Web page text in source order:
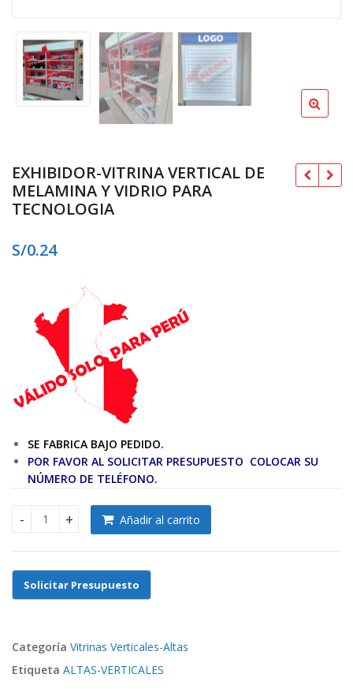
EXHIBIDOR-VITRINA VERTICAL DE
MELAMINA Y VIDRIO PARA
TECNOLOGIA
S/0.24
SE FABRICA BAJO PEDIDO.
POR FAVOR AL SOLICITAR PRESUPUESTO COLOCAR SU
NÚMERO DE TELÉFONO.
EXHIBIDOR-VITRINA VERTICAL DE MELAMINA Y VIDRIO
Añadir al carrito
Categoría Vitrinas Verticales-Altas
Etiqueta ALTAS-VERTICALES